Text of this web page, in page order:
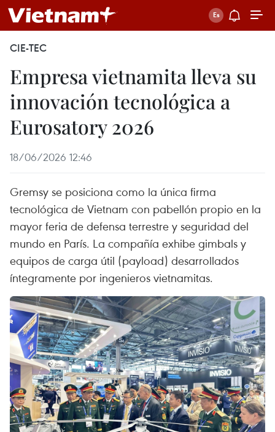
CIE-TEC
Empresa vietnamita lleva su
innovación tecnológica a
Eurosatory 2026
18/06/2026 12:46
Gremsy se posiciona como la única firma
tecnológica de Vietnam con pabellón propio en la
mayor feria de defensa terrestre y seguridad del
mundo en París. La compañía exhibe gimbals y
equipos de carga útil (payload) desarrollados
íntegramente por ingenieros vietnamitas.